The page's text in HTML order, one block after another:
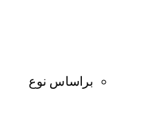
براساس نوع